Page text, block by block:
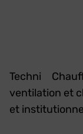
Techni
ventilation et
et